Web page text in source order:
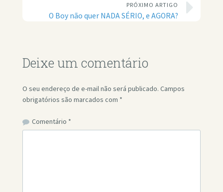
PRÓXIMO ARTIGO
O Boy não quer NADA SÉRIO, e AGORA?
Deixe um comentário
O seu endereço de e-mail não será publicado. Campos
obrigatórios são marcados com *
Comentário *